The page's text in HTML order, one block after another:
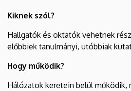
Kiknek szól?
Hallgatók és oktatók vehetnek
előbbiek tanulmányi, utóbbiak
Hogy működik?
Hálózatok keretein belül működik,